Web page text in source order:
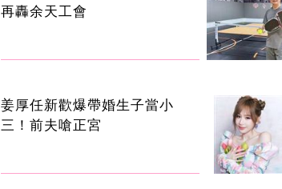
再轟余天工會
姜厚任新歡爆帶婚生子當小
三！前夫嗆正宮